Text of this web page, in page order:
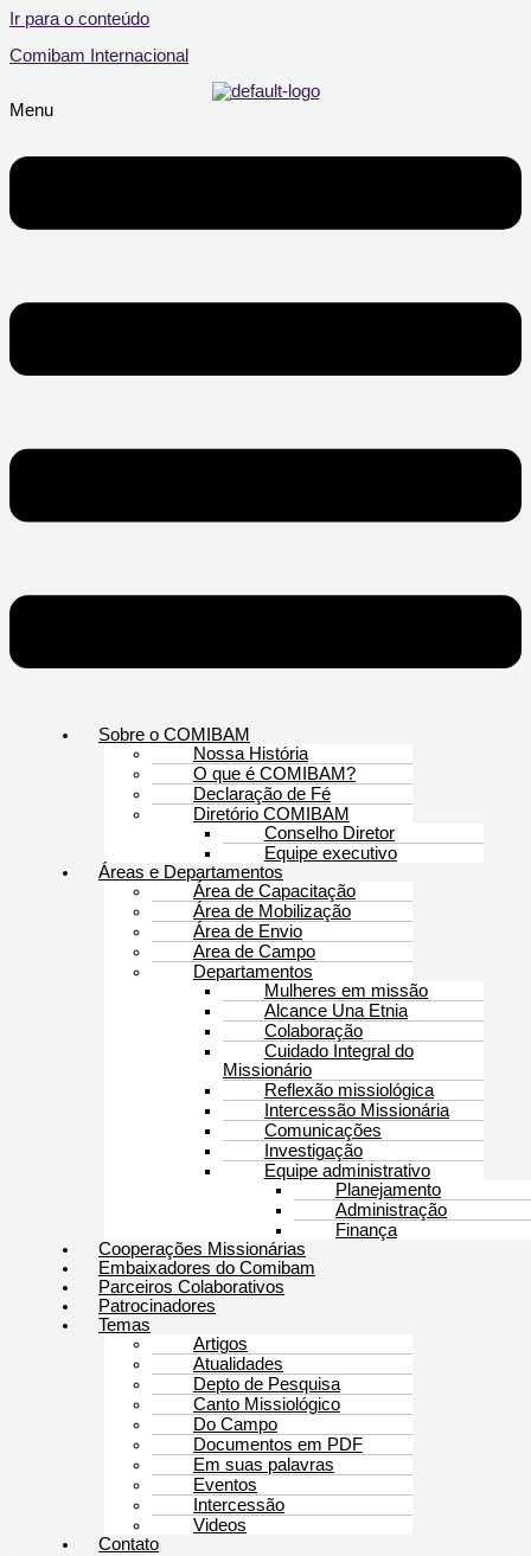
Ir para o conteúdo
Comibam Internacional
Menu
Sobre o COMIBAM
Nossa História
O que é COMIBAM?
Declaração de Fé
Diretório COMIBAM
Conselho Diretor
Equipe executivo
Áreas e Departamentos
Área de Capacitação
Área de Mobilização
Área de Envio
Area de Campo
Departamentos
Mulheres em missão
Alcance Una Etnia
Colaboração
Cuidado Integral do
Missionário
Reflexão missiológica
Intercessão Missionária
Comunicações
Investigação
Equipe administrativo
Planejamento
Administração
Finança
Cooperações Missionárias
Embaixadores do Comibam
Parceiros Colaborativos
Patrocinadores
Temas
Artigos
Atualidades
Depto de Pesquisa
Canto Missiológico
Do Campo
Documentos em PDF
Em suas palavras
Eventos
Intercessão
Videos
Contato